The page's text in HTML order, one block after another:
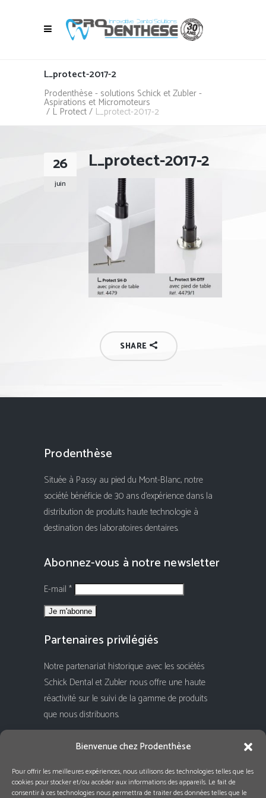
Bienvenue chez Prodenthèse
Pour offrir les meilleures expériences, nous utilisons des technologies telles que les
cookies pour stocker et/ou accéder aux informations des appareils. Le fait de
consentir à ces technologies nous permettra de traiter des données telles que le
L_protect-2017-2
Prodenthèse - solutions Schick et Zubler -
Aspirations et Micromoteurs
/ L Protect/ L_protect-2017-2
26
juin
L_protect-2017-2
SHARE
Prodenthèse
Située à Passy au pied du Mont-Blanc, notre
société bénéficie de 30 ans d'expérience dans la
distribution de produits haute technologie à
destination des laboratoires dentaires.
Abonnez-vous à notre newsletter
E-mail *
Partenaires privilégiés
Notre partenariat historique avec les sociétés
Schick Dental et Zubler nous offre une haute
réactivité sur le suivi de la gamme de produits
que nous distribuons.
Rejoignez-nous !